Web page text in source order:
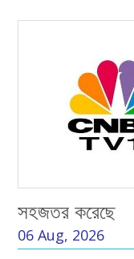
সহজতর করেছে
06 Aug, 2026